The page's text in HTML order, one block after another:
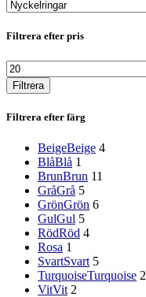
Filtrera efter pris
Min
prisFiltrera
Filtrera efter färg
BeigeBeige 4
BlåBlå 1
BrunBrun 11
GråGrå 5
GrönGrön 6
GulGul 5
RödRöd 4
Rosa 1
SvartSvart 5
TurquoiseTurquoise 2
VitVit 2